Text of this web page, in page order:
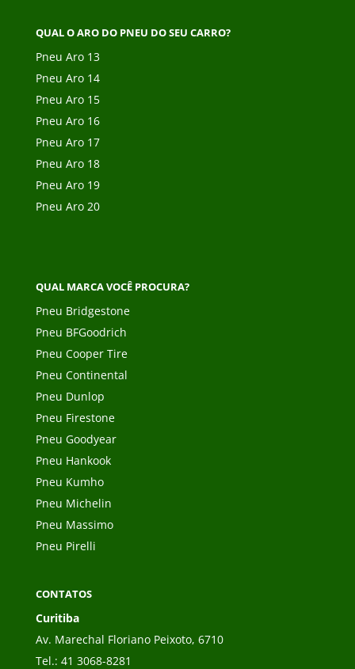
QUAL O ARO DO PNEU DO SEU CARRO?
Pneu Aro 13
Pneu Aro 14
Pneu Aro 15
Pneu Aro 16
Pneu Aro 17
Pneu Aro 18
Pneu Aro 19
Pneu Aro 20
QUAL MARCA VOCÊ PROCURA?
Pneu Bridgestone
Pneu BFGoodrich
Pneu Cooper Tire
Pneu Continental
Pneu Dunlop
Pneu Firestone
Pneu Goodyear
Pneu Hankook
Pneu Kumho
Pneu Michelin
Pneu Massimo
Pneu Pirelli
CONTATOS
Curitiba
Av. Marechal Floriano Peixoto, 6710
Tel.: 41 3068-8281